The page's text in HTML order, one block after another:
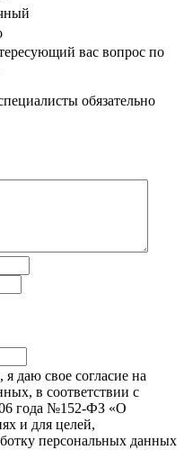
вас вопрос по
обязательно
даю свое согласие на
в соответствии с
года №152-ФЗ «О
и для целей,
персональных данных